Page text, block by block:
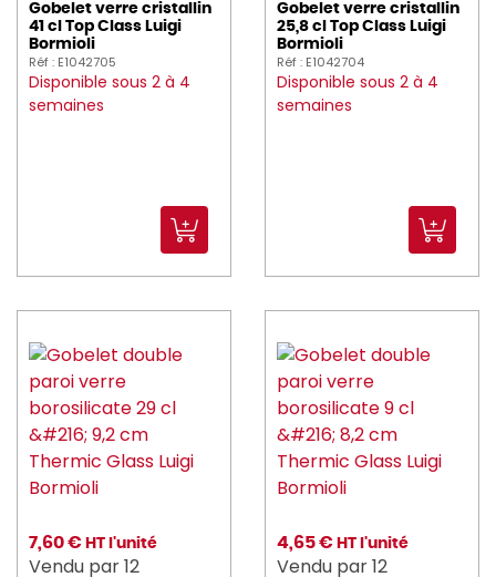
Gobelet verre cristallin
41 cl Top Class Luigi
Bormioli
Réf : E1042705
Disponible sous 2 à 4
semaines
Gobelet verre cristallin
25,8 cl Top Class Luigi
Bormioli
Réf : E1042704
Disponible sous 2 à 4
semaines
7,60 € HT l'unité
Vendu par 12
4,65 € HT l'unité
Vendu par 12